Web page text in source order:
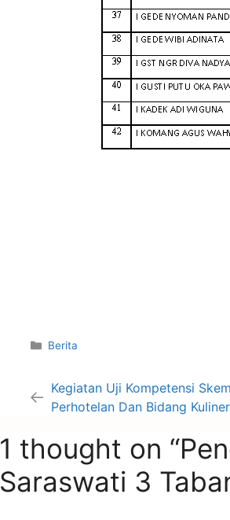
Berita
Kegiatan Uji Kompetensi
Perhotelan Dan Bidang
1 thought on
Saraswati 3